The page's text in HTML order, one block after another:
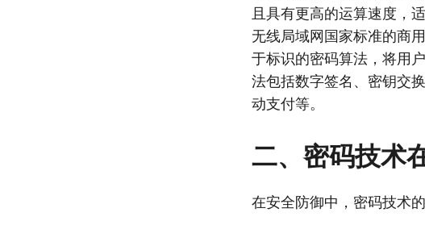
且具有更高的运算速度，
无线局域网国家标准的商
于标识的密码算法，将用
法包括数字签名、密钥交
动支付等。
二、密码技术
在安全防御中，密码技术